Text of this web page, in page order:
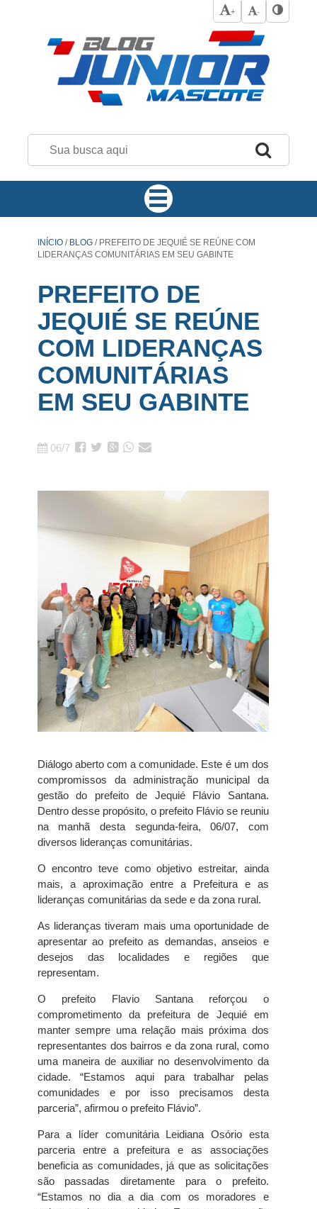
+ -
INÍCIO / BLOG /PREFEITO DE JEQUIÉ SE REÚNE COM
LIDERANÇAS COMUNITÁRIAS EM SEU GABINTE
PREFEITO DE
JEQUIÉ SE REÚNE
COM LIDERANÇAS
COMUNITÁRIAS
EM SEU GABINTE
06/7
Diálogo aberto com a comunidade. Este é um dos
compromissos da administração municipal da
gestão do prefeito de Jequié Flávio Santana.
Dentro desse propósito, o prefeito Flávio se reuniu
na manhã desta segunda-feira, 06/07, com
diversos lideranças comunitárias.
O encontro teve como objetivo estreitar, ainda
mais, a aproximação entre a Prefeitura e as
lideranças comunitárias da sede e da zona rural.
As lideranças tiveram mais uma oportunidade de
apresentar ao prefeito as demandas, anseios e
desejos das localidades e regiões que
representam.
O prefeito Flavio Santana reforçou o
comprometimento da prefeitura de Jequié em
manter sempre uma relação mais próxima dos
representantes dos bairros e da zona rural, como
uma maneira de auxiliar no desenvolvimento da
cidade. “Estamos aqui para trabalhar pelas
comunidades e por isso precisamos desta
parceria”, afirmou o prefeito Flávio”.
Para a líder comunitária Leidiana Osório esta
parceria entre a prefeitura e as associações
beneficia as comunidades, já que as solicitações
são passadas diretamente para o prefeito.
“Estamos no dia a dia com os moradores e